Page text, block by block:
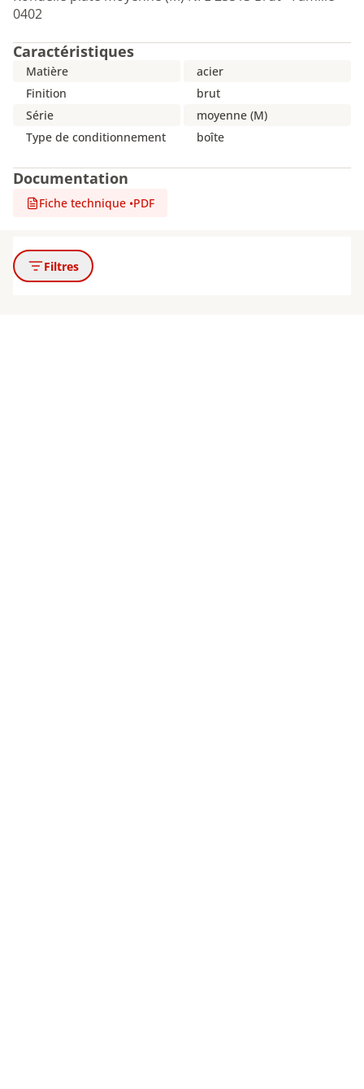
0402
Caractéristiques
Matière
acier
Finition
brut
Série
moyenne (M)
Type de conditionnement
boîte
Documentation
Fiche technique •PDF
Filtres